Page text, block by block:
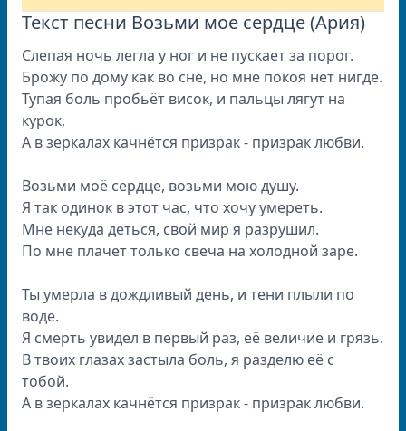
Текст песни Возьми мое сердце (Ария)
Слепая ночь легла у ног и не пускает за порог.
Брожу по дому как во сне, но мне покоя нет нигде.
Тупая боль пробьёт висок, и пальцы лягут на
курок,
А в зеркалах качнётся призрак - призрак любви.
Возьми моё сердце, возьми мою душу.
Я так одинок в этот час, что хочу умереть.
Мне некуда деться, свой мир я разрушил.
По мне плачет только свеча на холодной заре.
Ты умерла в дождливый день, и тени плыли по
воде.
Я смерть увидел в первый раз, её величие и грязь.
В твоих глазах застыла боль, я разделю её с
тобой.
А в зеркалах качнётся призрак - призрак любви.